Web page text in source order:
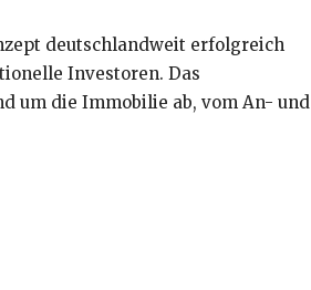
deutschlandweit erfolgreich
Investoren. Das
um die Immobilie ab, vom An- und